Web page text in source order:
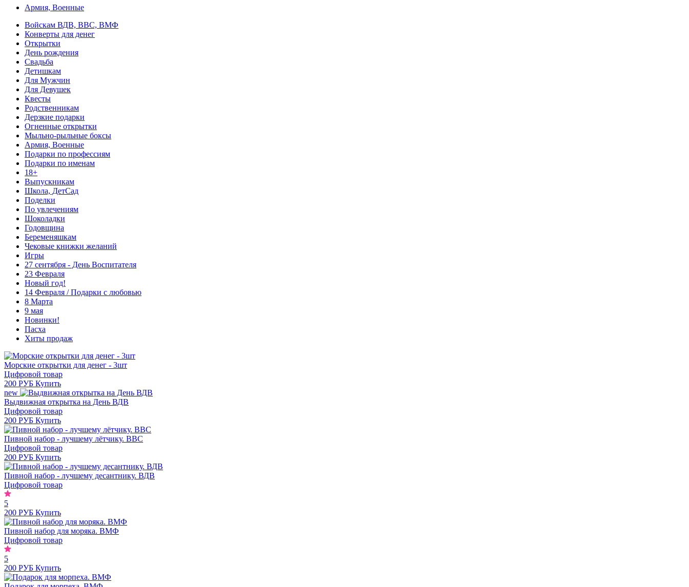
Армия, Военные
Войскам ВДВ, ВВС, ВМФ
Конверты для денег
Открытки
День рождения
Свадьба
Детишкам
Для Мужчин
Для Девушек
Квесты
Родственникам
Дерзкие подарки
Огненные открытки
Мыльно-рыльные боксы
Армия, Военные
Подарки по профессиям
Подарки по именам
18+
Выпускникам
Школа, ДетСад
Поделки
По увлечениям
Шоколадки
Годовщина
Беременяшкам
Чековые книжки желаний
Игры
27 сентября - День Воспитателя
23 Февраля
Новый год!
14 Февраля / Подарки с любовью
8 Марта
9 мая
Новинки!
Пасха
Хиты продаж
Морские открытки для денег - 3шт
Цифровой товар
200 РУБ Купить
new
Выдвижная открытка на День ВДВ
Цифровой товар
200 РУБ Купить
Пивной набор - лучшему лётчику. ВВС
Цифровой товар
200 РУБ Купить
Пивной набор - лучшему десантнику. ВДВ
Цифровой товар
5
200 РУБ Купить
Пивной набор для моряка. ВМФ
Цифровой товар
5
200 РУБ Купить